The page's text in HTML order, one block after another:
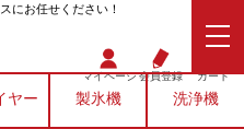
にお任せください！
マイページ会員登録 カート
ヤー 製氷機 洗浄機